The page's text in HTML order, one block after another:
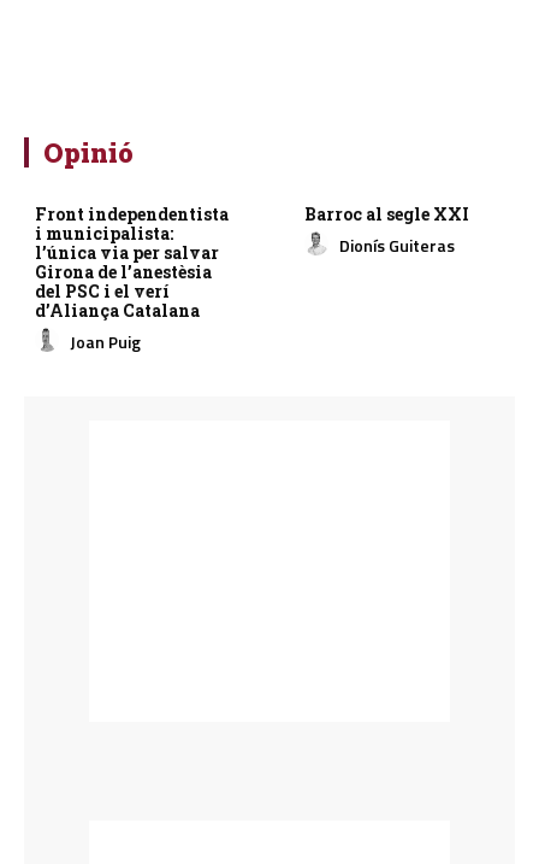
Opinió
Front independentista
i municipalista:
l’única via per salvar
Girona de l’anestèsia
del PSC i el verí
d’Aliança Catalana
Joan Puig
Barroc al segle XXI
Dionís Guiteras